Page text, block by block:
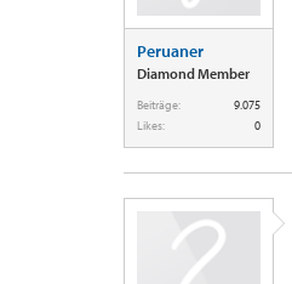
Peruaner
Diamond Member
Beiträge:
9.075
Likes:
0